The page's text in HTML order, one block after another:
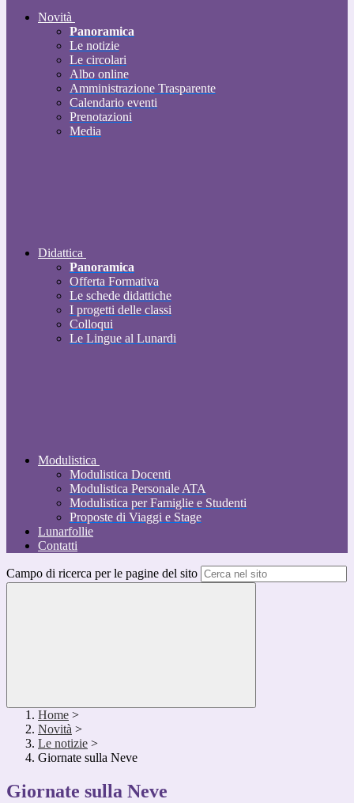
Novità
Panoramica
Le notizie
Le circolari
Albo online
Amministrazione Trasparente
Calendario eventi
Prenotazioni
Media
Didattica
Panoramica
Offerta Formativa
Le schede didattiche
I progetti delle classi
Colloqui
Le Lingue al Lunardi
Modulistica
Modulistica Docenti
Modulistica Personale ATA
Modulistica per Famiglie e Studenti
Proposte di Viaggi e Stage
Lunarfollie
Contatti
Campo di ricerca per le pagine del sito
Home >
Novità >
Le notizie >
Giornate sulla Neve
Giornate sulla Neve